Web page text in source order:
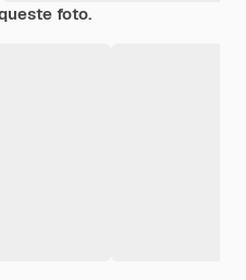
foto.